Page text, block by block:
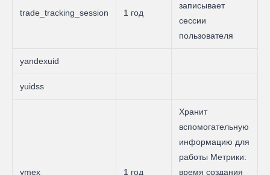
trade_tracking_session 1 год
записывает
сессии
пользователя
yandexuid
yuidss
ymex 1 год
Хранит
вспомогательную
информацию для
работы Метрики:
время создания